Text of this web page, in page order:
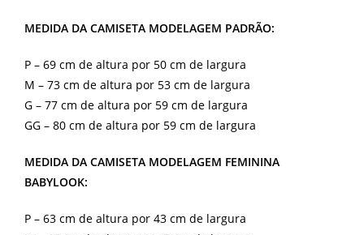
MEDIDA DA CAMISETA MODELAGEM PADRÃO:
P – 69 cm de altura por 50 cm de largura
M – 73 cm de altura por 53 cm de largura
G – 77 cm de altura por 59 cm de largura
GG – 80 cm de altura por 59 cm de largura
MEDIDA DA CAMISETA MODELAGEM FEMININA
BABYLOOK:
P – 63 cm de altura por 43 cm de largura